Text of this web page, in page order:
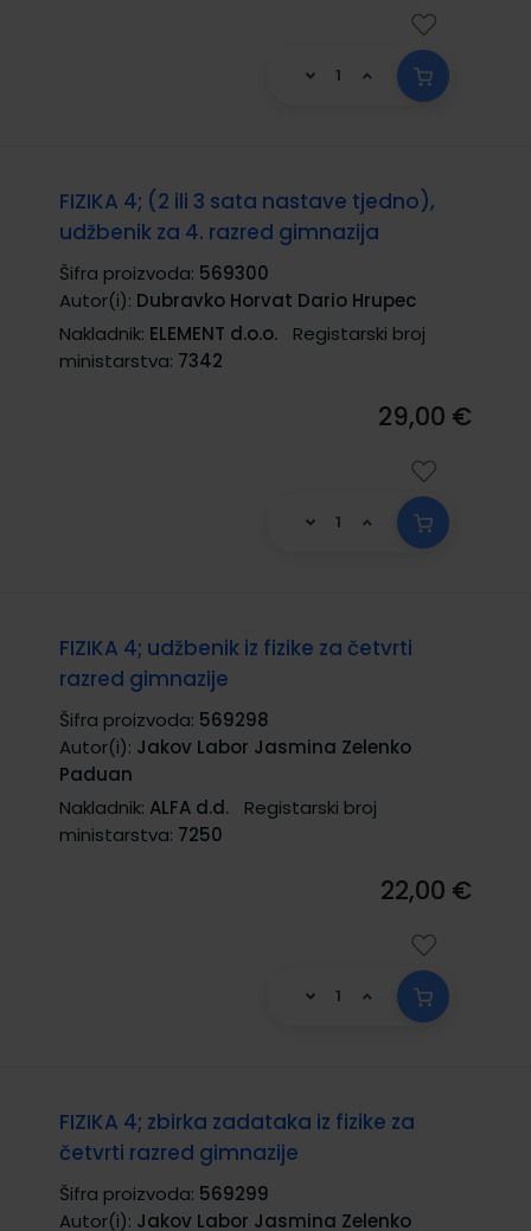
FIZIKA 4; (2 ili 3 sata nastave tjedno),
udžbenik za 4. razred gimnazija
Šifra proizvoda: 569300
Autor(i): Dubravko Horvat Dario Hrupec
Nakladnik: ELEMENT d.o.o.
Registarski broj
ministarstva: 7342
29,00 €
FIZIKA 4; udžbenik iz fizike za četvrti
razred gimnazije
Šifra proizvoda: 569298
Autor(i): Jakov Labor Jasmina Zelenko
Paduan
Nakladnik: ALFA d.d.
Registarski broj
ministarstva: 7250
22,00 €
FIZIKA 4; zbirka zadataka iz fizike za
četvrti razred gimnazije
Šifra proizvoda: 569299
Autor(i): Jakov Labor Jasmina Zelenko